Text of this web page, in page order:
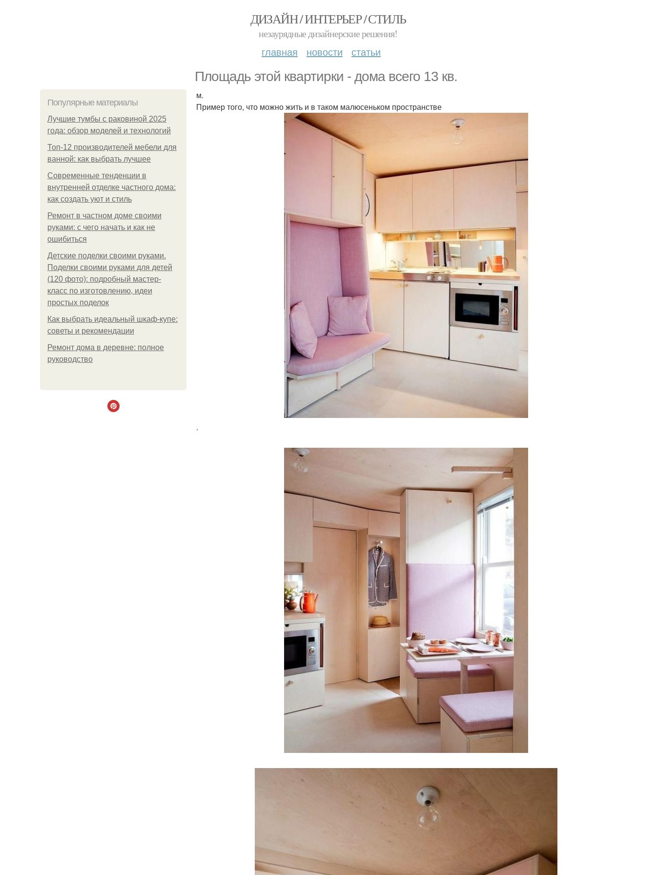
ДИЗАЙН / ИНТЕРЬЕР / СТИЛЬ
незаурядные дизайнерские решения!
главная новости статьи
Площадь этой квартирки - дома всего 13 кв.
Популярные материалы
Лучшие тумбы с раковиной 2025
года: обзор моделей и технологий
Топ-12 производителей мебели для
ванной: как выбрать лучшее
Современные тенденции в
внутренней отделке частного дома:
как создать уют и стиль
Ремонт в частном доме своими
руками: с чего начать и как не
ошибиться
Детские поделки своими руками.
Поделки своими руками для детей
(120 фото): подробный мастер-
класс по изготовлению, идеи
простых поделок
Как выбрать идеальный шкаф-купе:
советы и рекомендации
Ремонт дома в деревне: полное
руководство
м.
Пример того, что можно жить и в таком малюсеньком пространстве
.